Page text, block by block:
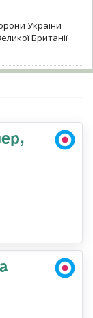
України
Британії